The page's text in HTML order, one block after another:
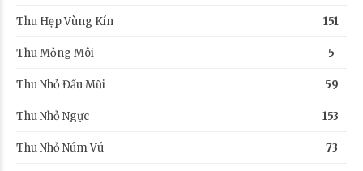
Thu Hẹp Vùng Kín 151
Thu Mỏng Môi 5
Thu Nhỏ Đầu Mũi 59
Thu Nhỏ Ngực 153
Thu Nhỏ Núm Vú 73